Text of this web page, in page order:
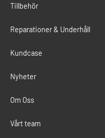
Tillbehör
Reparationer & Underhåll
Kundcase
Nyheter
Om Oss
Vårt team